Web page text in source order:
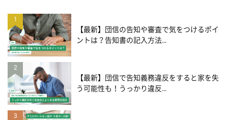
1
【最新】団信の告知や審査で気をつけるポイ
ントは？告知書の記入方法…
2
【最新】団信で告知義務違反をすると家を失
う可能性も！うっかり違反…
3